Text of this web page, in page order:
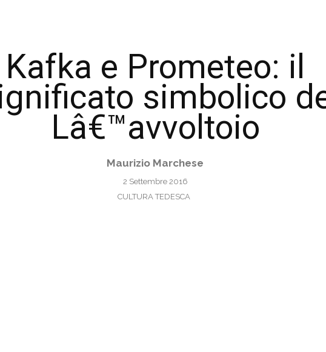
Kafka e Prometeo: il
simbolico
Lâ€™avvoltoio
Maurizio Marchese
2 Settembre 2016
CULTURA TEDESCA